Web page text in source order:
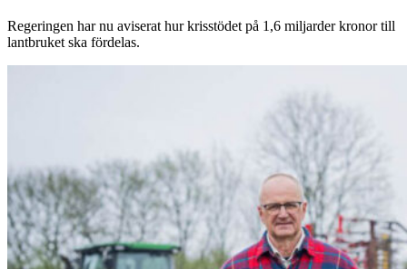
Regeringen har nu aviserat hur krisstödet på 1,6 miljarder kronor till
lantbruket ska fördelas.